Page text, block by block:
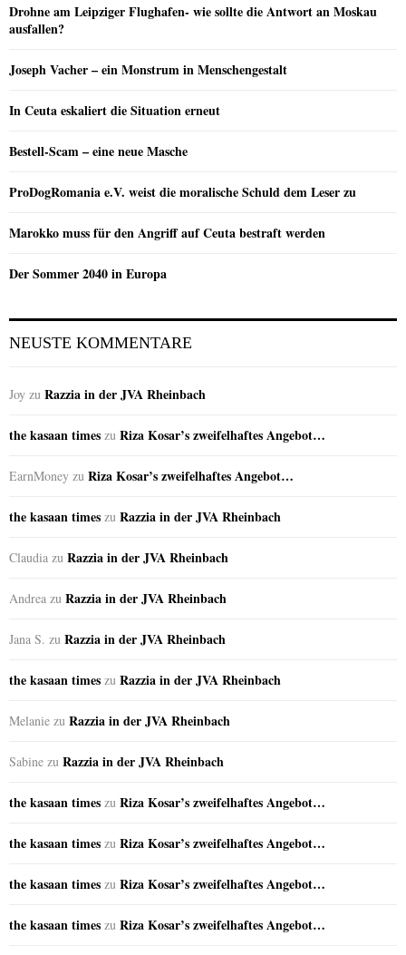
Drohne am Leipziger Flughafen- wie sollte die Antwort an Moskau
ausfallen?
Joseph Vacher – ein Monstrum in Menschengestalt
In Ceuta eskaliert die Situation erneut
Bestell-Scam – eine neue Masche
ProDogRomania e.V. weist die moralische Schuld dem Leser zu
Marokko muss für den Angriff auf Ceuta bestraft werden
Der Sommer 2040 in Europa
NEUSTE KOMMENTARE
Joy zu Razzia in der JVA Rheinbach
the kasaan times zu Riza Kosar’s zweifelhaftes Angebot…
EarnMoney zu Riza Kosar’s zweifelhaftes Angebot…
the kasaan times zu Razzia in der JVA Rheinbach
Claudia zu Razzia in der JVA Rheinbach
Andrea zu Razzia in der JVA Rheinbach
Jana S. zu Razzia in der JVA Rheinbach
the kasaan times zu Razzia in der JVA Rheinbach
Melanie zu Razzia in der JVA Rheinbach
Sabine zu Razzia in der JVA Rheinbach
the kasaan times zu Riza Kosar’s zweifelhaftes Angebot…
the kasaan times zu Riza Kosar’s zweifelhaftes Angebot…
the kasaan times zu Riza Kosar’s zweifelhaftes Angebot…
the kasaan times zu Riza Kosar’s zweifelhaftes Angebot…